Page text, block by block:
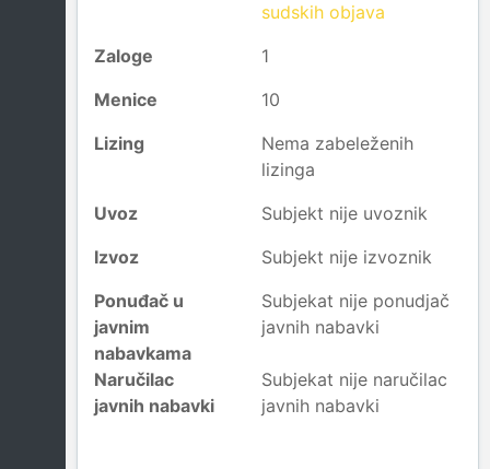
sudskih objava
Zaloge
1
Menice
10
Lizing
Nema zabeleženih
lizinga
Uvoz
Subjekt nije uvoznik
Izvoz
Subjekt nije izvoznik
Ponuđač u
javnim
nabavkama
Subjekat nije ponudjač
javnih nabavki
Naručilac
javnih nabavki
Subjekat nije naručilac
javnih nabavki